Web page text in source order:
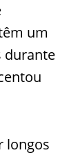
um
durante
longos